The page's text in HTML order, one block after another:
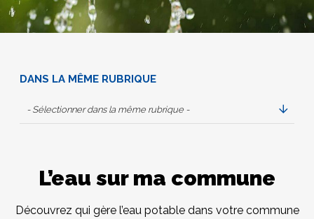
DANS LA MÊME RUBRIQUE
- Sélectionner dans la même rubrique -
L’eau sur ma commune
Découvrez qui gère l’eau potable dans votre commune